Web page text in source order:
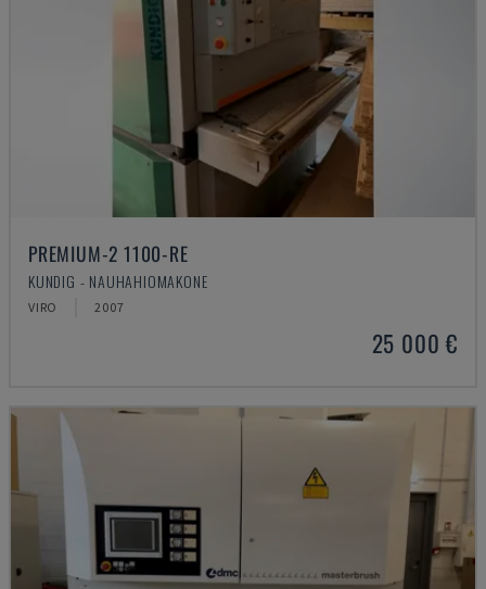
PREMIUM-2 1100-RE
KUNDIG - NAUHAHIOMAKONE
VIRO 2007
25 000 €